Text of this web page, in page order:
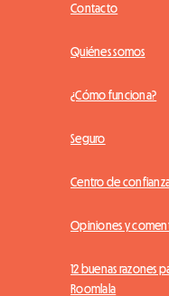
Contacto
Quiénes somos
¿Cómo funciona?
Seguro
Centro de
Opiniones y
12 buenas razones
Roomlala